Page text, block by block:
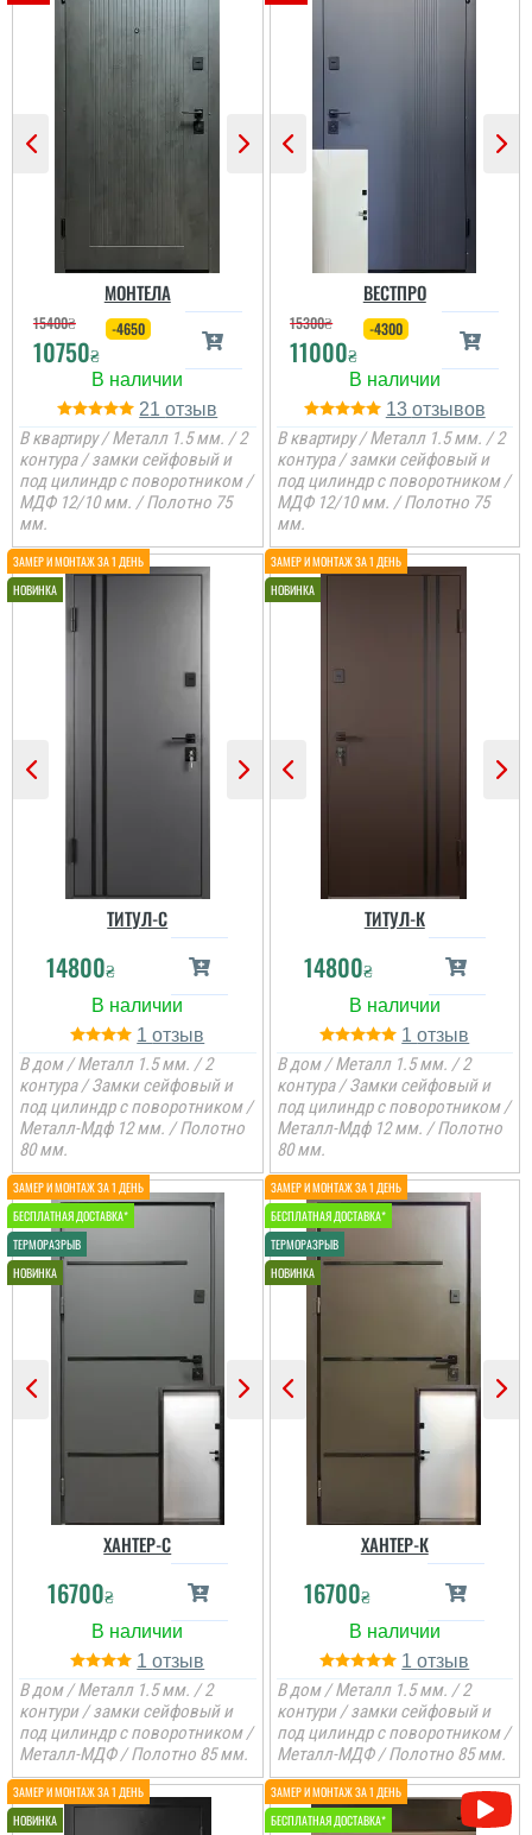
МОНТЕЛА
15400₴
10750₴
-4650
21
В квартиру / Металл 1.5 мм. / 2
контура / замки сейфовый и
под цилиндр с поворотником /
МДФ 12/10 мм. / Полотно 75
мм.
ВЕСТПРО
15300₴
11000₴
-4300
13
В квартиру / Металл 1.5 мм. / 2
контура / замки сейфовый и
под цилиндр с поворотником /
МДФ 12/10 мм. / Полотно 75
мм.
ТИТУЛ-C
14800₴
1
В дом / Металл 1.5 мм. / 2
контура / Замки сейфовый и
под цилиндр с поворотником /
Металл-Мдф 12 мм. / Полотно
80 мм.
ТИТУЛ-К
14800₴
1
В дом / Металл 1.5 мм. / 2
контура / Замки сейфовый и
под цилиндр с поворотником /
Металл-Мдф 12 мм. / Полотно
80 мм.
ХАНТЕР-С
16700₴
1
В дом / Металл 1.5 мм. / 2
контури / замки сейфовый и
под цилиндр с поворотником /
Металл-МДФ / Полотно 85 мм.
ХАНТЕР-К
16700₴
1
В дом / Металл 1.5 мм. / 2
контури / замки сейфовый и
под цилиндр с поворотником /
Металл-МДФ / Полотно 85 мм.